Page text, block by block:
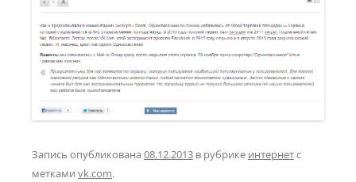
Запись опубликована 08.12.2013 в рубрике интернетс
метками vk.com.